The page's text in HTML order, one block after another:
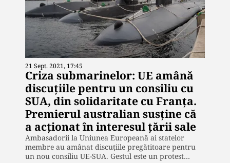
21 Sept. 2021, 17:45
Criza submarinelor: UE amână
discuțiile pentru un consiliu cu
SUA, din solidaritate cu Franța.
Premierul australian susține că
a acționat în interesul țării sale
Ambasadorii la Uniunea Europeană ai statelor
membre au amânat discuţiile pregătitoare pentru
un nou consiliu UE-SUA. Gestul este un protest…